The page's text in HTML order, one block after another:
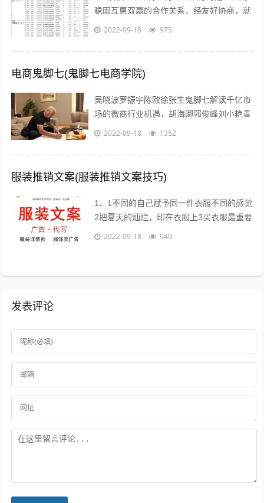
稳固互惠双赢的合作关系，经友好协商，就
具体合作事宜达成如下协议一合作期限，本
2022-09-18 975
电商鬼脚七(鬼脚七电商学院)
吴晓波罗振宇陈欧徐张生鬼脚七解读千亿市
场的微商行业机遇，胡海卿郭俊峰刘小艳青
城老贼凌教头等业内大咖为您分享独到犀利
2022-09-18 1352
服装推销文案(服装推销文案技巧)
1、1不同的自己赋予同一件衣服不同的感觉
2把夏天的灿烂，印在衣服上3买衣服最重要
的目的，是放松我们自己4时间会折旧这件
2022-09-18 949
发表评论